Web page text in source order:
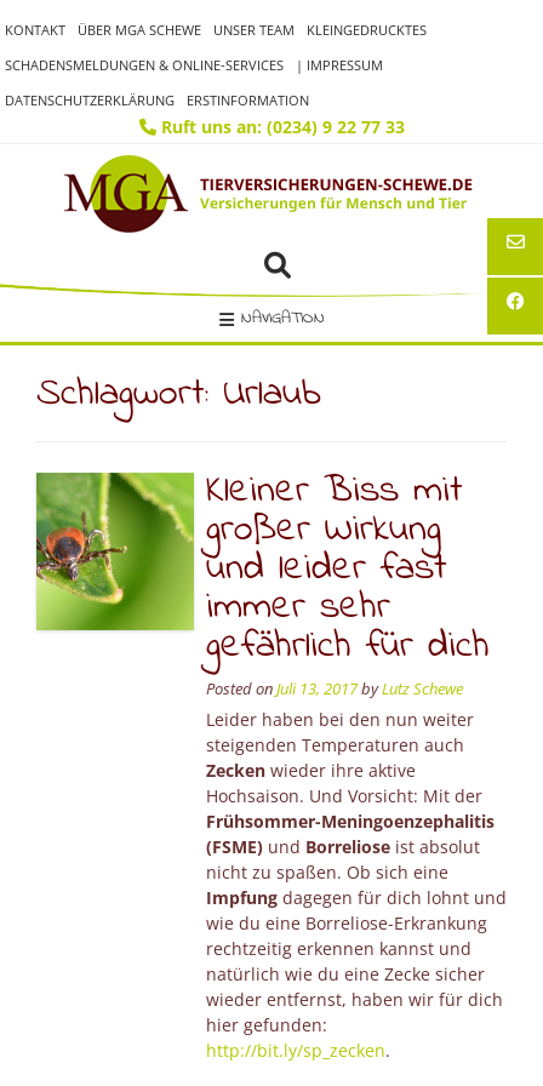
to
content
KONTAKT ÜBER MGA SCHEWE UNSER TEAM
KLEINGEDRUCKTES
SCHADENSMELDUNGEN & ONLINE-SERVICES
| IMPRESSUM
DATENSCHUTZERKLÄRUNG
ERSTINFORMATION
Ruft uns an: (0234) 9 22 77 33
NAVIGATION
Schlagwort: Urlaub
Kleiner Biss mit
großer Wirkung
und leider fast
immer sehr
gefährlich für dich
Posted onJuli 13, 2017byLutz Schewe
Leider haben bei den nun weiter
steigenden Temperaturen auch
Zecken wieder ihre aktive
Hochsaison. Und Vorsicht: Mit der
Frühsommer-Meningoenzephalitis
(FSME)und Borrelioseist absolut
nicht zu spaßen. Ob sich eine
Impfungdagegen für dich lohnt und
wie du eine Borreliose-Erkrankung
rechtzeitig erkennen kannst und
natürlich wie du eine Zecke sicher
wieder entfernst, haben wir für dich
hier gefunden:
http://bit.ly/sp_zecken.